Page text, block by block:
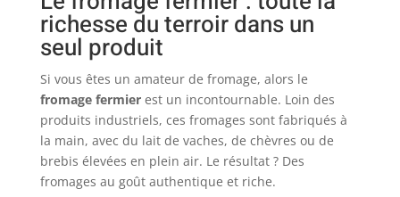
richesse du terroir dans un
seul produit
Si vous êtes un amateur de fromage, alors le
fromage fermierest un incontournable. Loin des
produits industriels, ces fromages sont fabriqués à
la main, avec du lait de vaches, de chèvres ou de
brebis élevées en plein air. Le résultat ? Des
fromages au goût authentique et riche.